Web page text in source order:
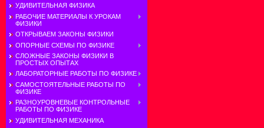
УДИВИТЕЛЬНАЯ ФИЗИКА
РАБОЧИЕ МАТЕРИАЛЫ К УРОКАМ
ФИЗИКИ
ОТКРЫВАЕМ ЗАКОНЫ ФИЗИКИ
ОПОРНЫЕ СХЕМЫ ПО ФИЗИКЕ
СЛОЖНЫЕ ЗАКОНЫ ФИЗИКИ В
ПРОСТЫХ ОПЫТАХ
ЛАБОРАТОРНЫЕ РАБОТЫ ПО ФИЗИКЕ
САМОСТОЯТЕЛЬНЫЕ РАБОТЫ ПО
ФИЗИКЕ
РАЗНОУРОВНЕВЫЕ КОНТРОЛЬНЫЕ
РАБОТЫ ПО ФИЗИКЕ
УДИВИТЕЛЬНАЯ МЕХАНИКА